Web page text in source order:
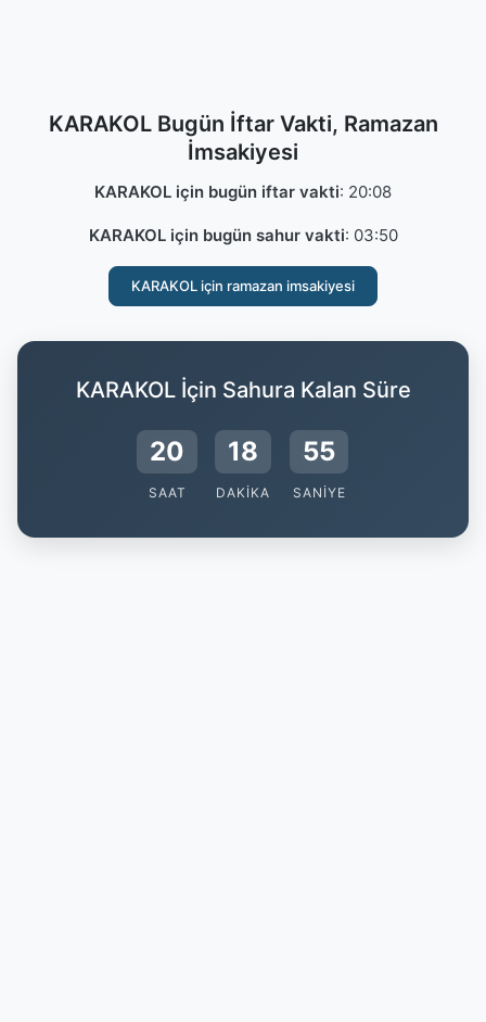
KARAKOL Bugün İftar Vakti, Ramazan
İmsakiyesi
KARAKOL için bugün iftar vakti: 20:08
KARAKOL için bugün sahur vakti: 03:50
KARAKOL için ramazan imsakiyesi
KARAKOL İçin Sahura Kalan Süre
20
SAAT
18
DAKIKA
54
SANIYE